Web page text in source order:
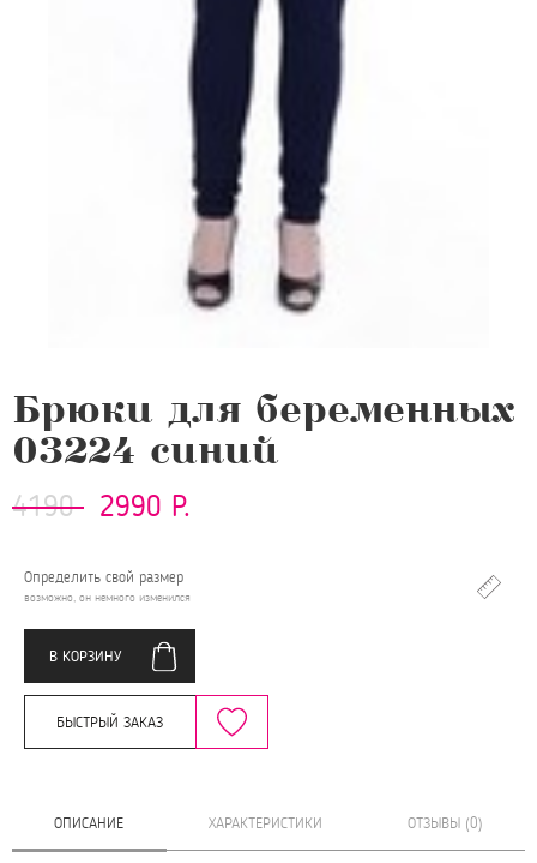
Брюки для беременных
03224 синий
4190 2990 Р.
Определить свой размер
возможно, он немного изменился
В КОРЗИНУ
БЫСТРЫЙ ЗАКАЗ
ОПИСАНИЕ ХАРАКТЕРИСТИКИ ОТЗЫВЫ (0)